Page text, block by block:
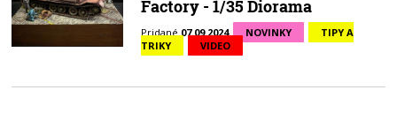
Factory - 1/35 Diorama
Pridané 07.09.2024 NOVINKY
TIPY A
TRIKY
VIDEO